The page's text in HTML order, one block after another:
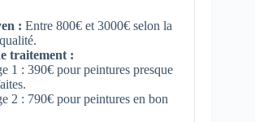
: Entre 800€ et 3000€ selon la
traitement :
1 : 390€ pour peintures presque
2 : 790€ pour peintures en bon